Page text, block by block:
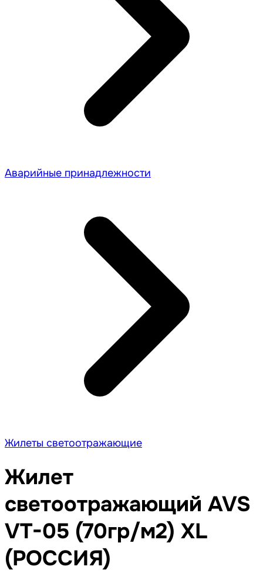
Аварийные принадлежности
Жилеты светоотражающие
Жилет
светоотражающий AVS
VT-05 (70гр/м2) XL
(РОССИЯ)